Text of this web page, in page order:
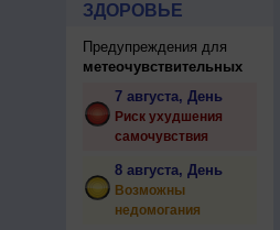
ЗДОРОВЬЕ
Предупреждения для
метеочувствительных
7 августа, День
Риск ухудшения
самочувствия
8 августа, День
Возможны
недомогания